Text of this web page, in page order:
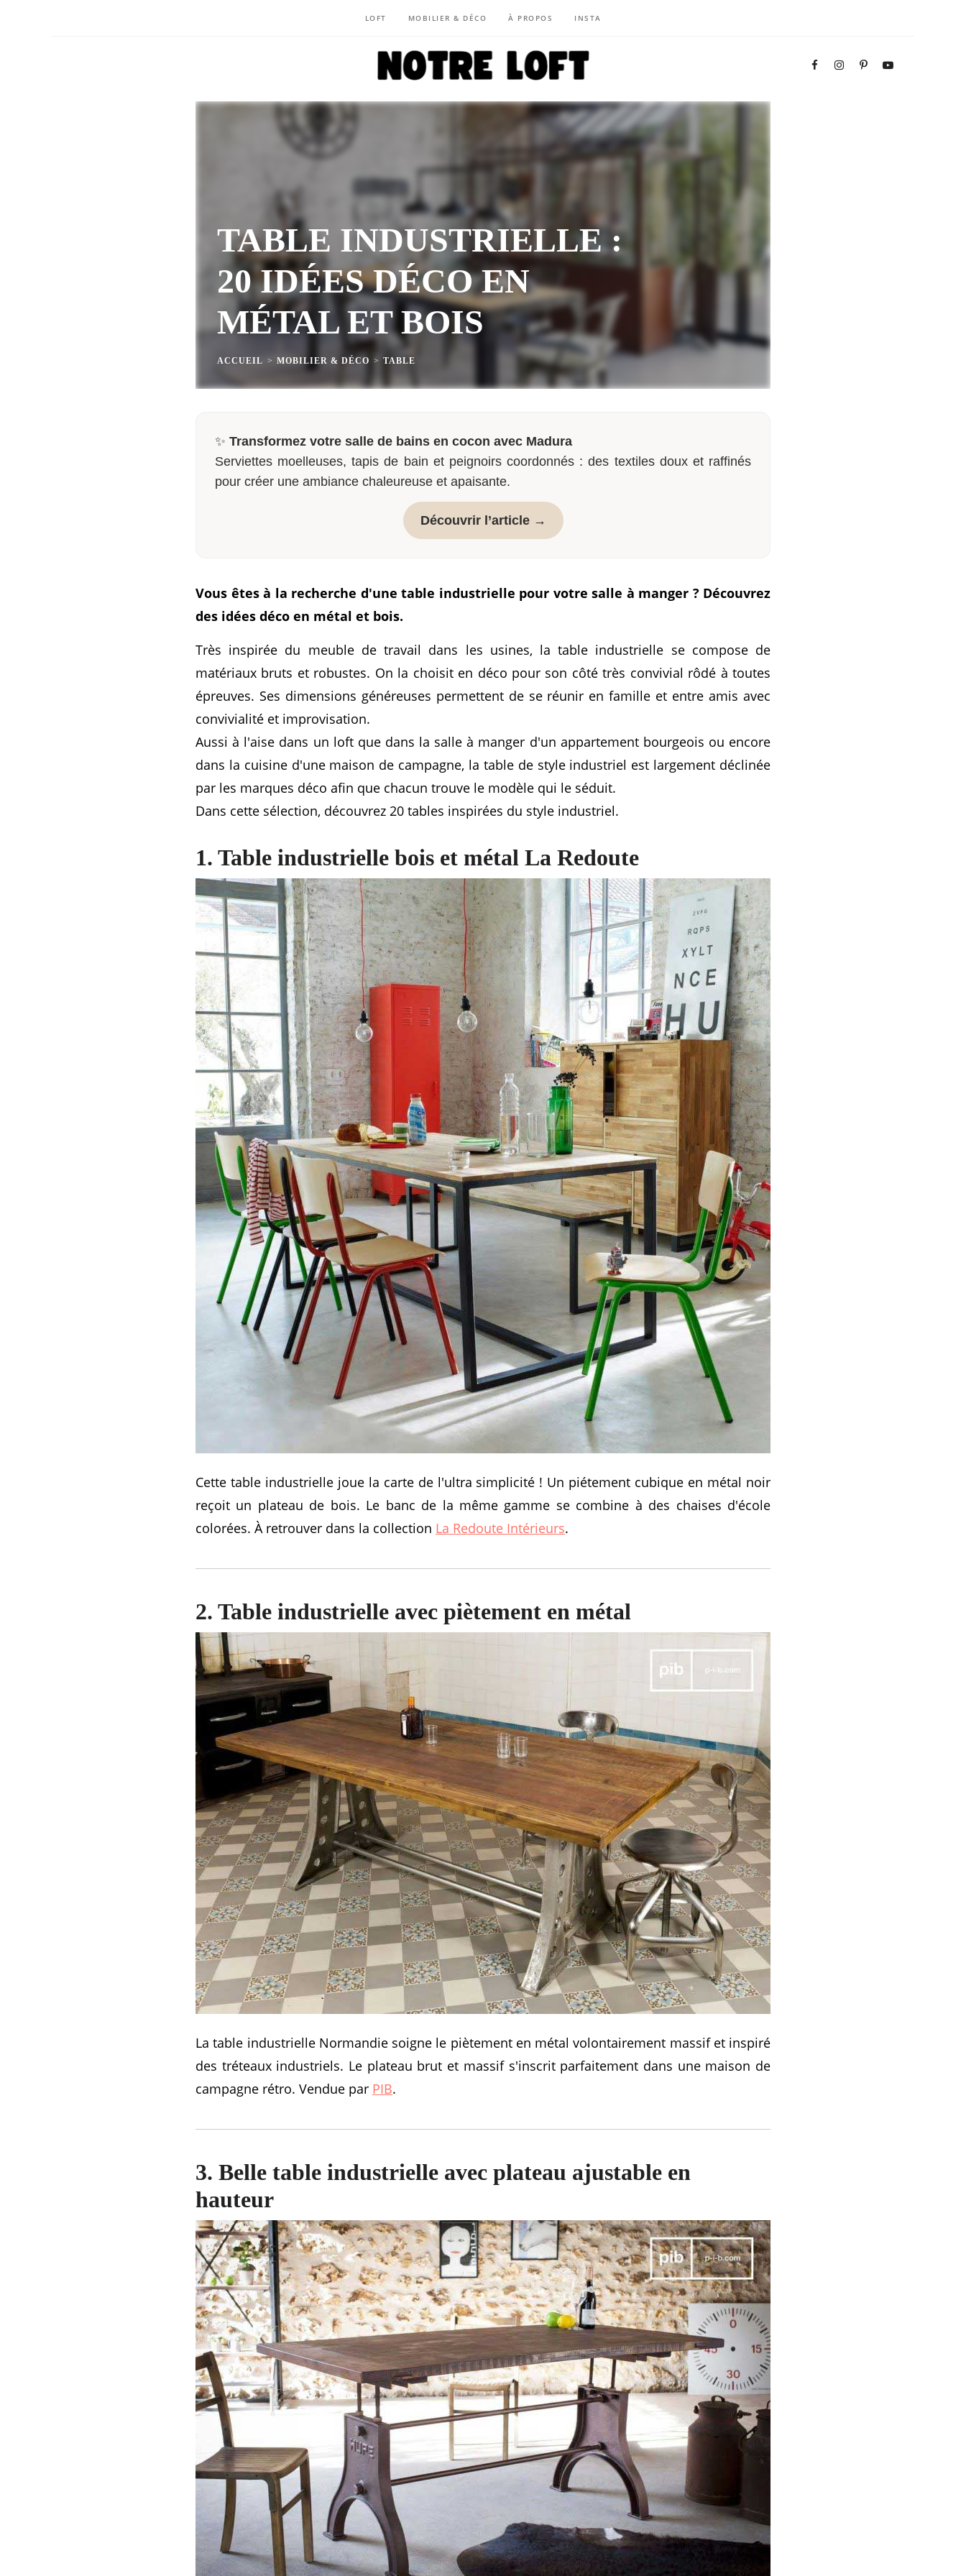
LOFT MOBILIER & DÉCO À PROPOS INSTA
TABLE INDUSTRIELLE :
20 IDÉES DÉCO EN
MÉTAL ET BOIS
ACCUEIL > MOBILIER & DÉCO > TABLE
✨ Transformez votre salle de bains en cocon avec Madura
Serviettes moelleuses, tapis de bain et peignoirs coordonnés : des textiles doux et raffinés
pour créer une ambiance chaleureuse et apaisante.
Découvrir l’article →
Vous êtes à la recherche d'une table industrielle pour votre salle à manger ? Découvrez
des idées déco en métal et bois.
Très inspirée du meuble de travail dans les usines, la table industrielle se compose de
matériaux bruts et robustes. On la choisit en déco pour son côté très convivial rôdé à toutes
épreuves. Ses dimensions généreuses permettent de se réunir en famille et entre amis avec
convivialité et improvisation.
Aussi à l'aise dans un loft que dans la salle à manger d'un appartement bourgeois ou encore
dans la cuisine d'une maison de campagne, la table de style industriel est largement déclinée
par les marques déco afin que chacun trouve le modèle qui le séduit.
Dans cette sélection, découvrez 20 tables inspirées du style industriel.
1. Table industrielle bois et métal La Redoute
Cette table industrielle joue la carte de l'ultra simplicité ! Un piétement cubique en métal noir
reçoit un plateau de bois. Le banc de la même gamme se combine à des chaises d'école
colorées. À retrouver dans la collection La Redoute Intérieurs.
2. Table industrielle avec piètement en métal
La table industrielle Normandie soigne le piètement en métal volontairement massif et inspiré
des tréteaux industriels. Le plateau brut et massif s'inscrit parfaitement dans une maison de
campagne rétro. Vendue par PIB.
3. Belle table industrielle avec plateau ajustable en
hauteur